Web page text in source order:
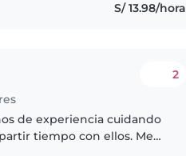
S/ 13.98/hora
2
de experiencia cuidando
tiempo con ellos. Me